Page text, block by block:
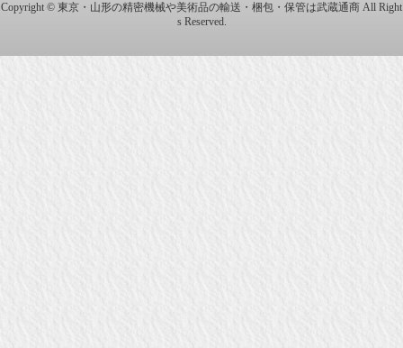
Copyright © 東京・山形の精密機械や美術品の輸送・梱包・保管は武蔵通商 All Right
s Reserved.